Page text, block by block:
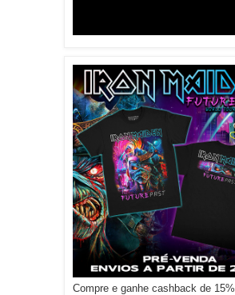
Compre e ganhe cashback de 15%